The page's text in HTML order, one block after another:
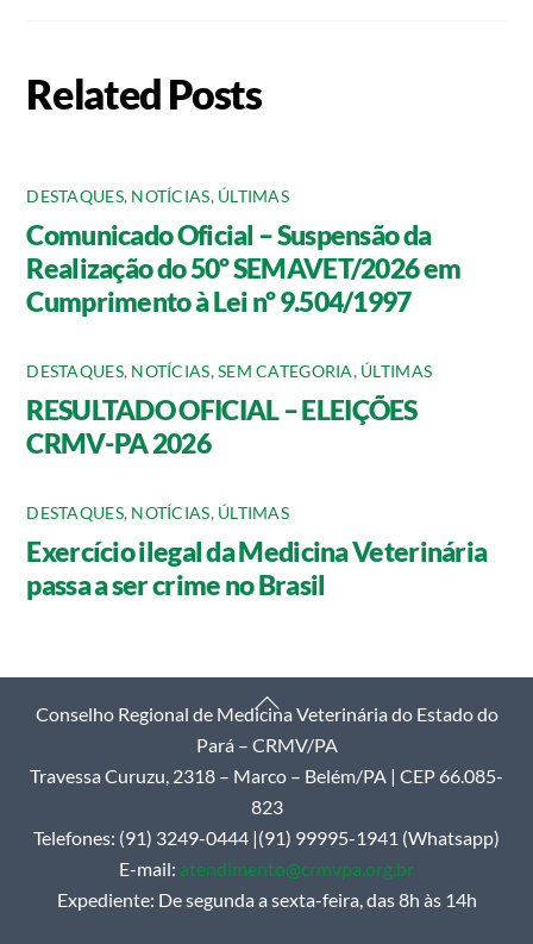
Related Posts
DESTAQUES, NOTÍCIAS, ÚLTIMAS
Comunicado Oficial – Suspensão da
Realização do 50º SEMAVET/2026 em
Cumprimento à Lei nº 9.504/1997
DESTAQUES, NOTÍCIAS,SEM CATEGORIA, ÚLTIMAS
RESULTADO OFICIAL – ELEIÇÕES
CRMV-PA 2026
DESTAQUES, NOTÍCIAS, ÚLTIMAS
Exercício ilegal da Medicina Veterinária
passa a ser crime no Brasil
Back
To
Top
Conselho Regional de Medicina Veterinária do Estado do
Pará – CRMV/PA
Travessa Curuzu, 2318 – Marco – Belém/PA | CEP 66.085-
823
Telefones: (91) 3249-0444 |(91) 99995-1941 (Whatsapp)
E-mail: atendimento@crmvpa.org.br
Expediente: De segunda a sexta-feira, das 8h às 14h